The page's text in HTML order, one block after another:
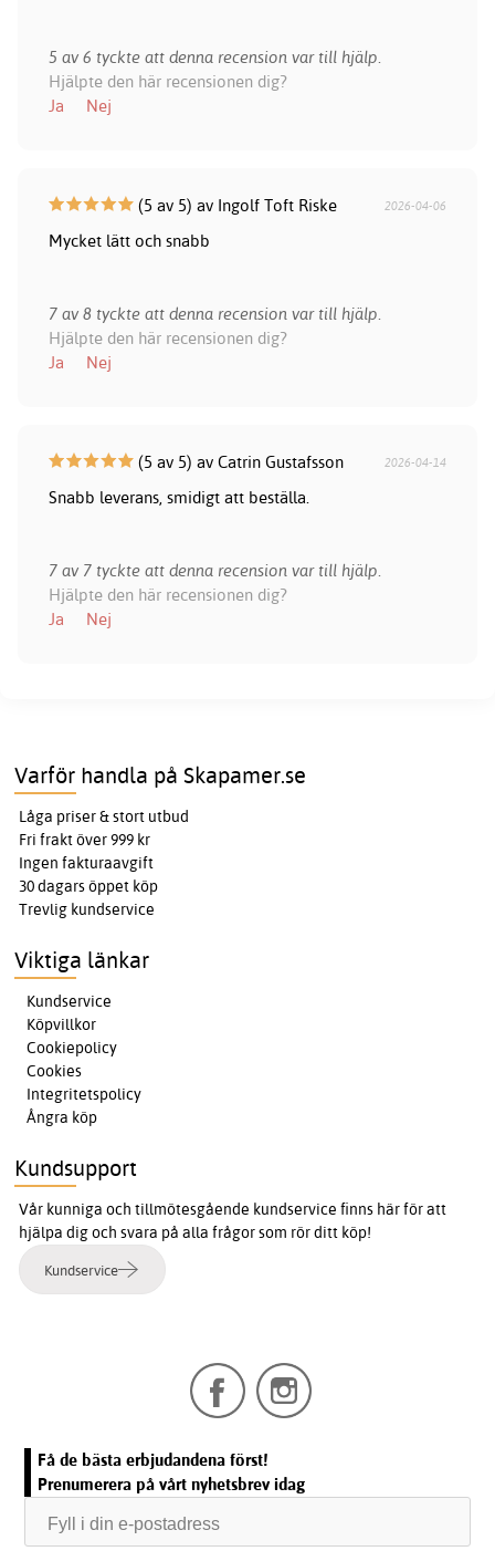
5 av 6 tyckte att denna recension var till hjälp.
Hjälpte den här recensionen dig?
Ja
Nej
(5 av 5) av Ingolf Toft Riske 2026-04-06
Mycket lätt och snabb
7 av 8 tyckte att denna recension var till hjälp.
Hjälpte den här recensionen dig?
Ja
Nej
(5 av 5) av Catrin Gustafsson 2026-04-14
Snabb leverans, smidigt att beställa.
7 av 7 tyckte att denna recension var till hjälp.
Hjälpte den här recensionen dig?
Ja
Nej
Varför handla på Skapamer.se
Låga priser & stort utbud
Fri frakt över 999 kr
Ingen fakturaavgift
30 dagars öppet köp
Trevlig kundservice
Viktiga länkar
Kundservice
Köpvillkor
Cookiepolicy
Cookies
Integritetspolicy
Ångra köp
Kundsupport
Vår kunniga och tillmötesgående kundservice finns här för att
hjälpa dig och svara på alla frågor som rör ditt köp!
Kundservice
Få de bästa erbjudandena först!
Prenumerera på vårt nyhetsbrev idag